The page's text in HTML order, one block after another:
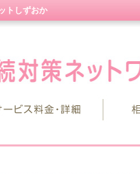
トしずおか